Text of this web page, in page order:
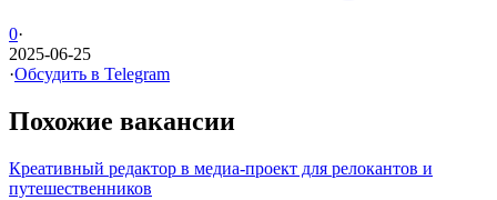
0·
2025-06-25
·Обсудить в Telegram
Похожие вакансии
Креативный редактор в медиа-проект для релокантов и
путешественников